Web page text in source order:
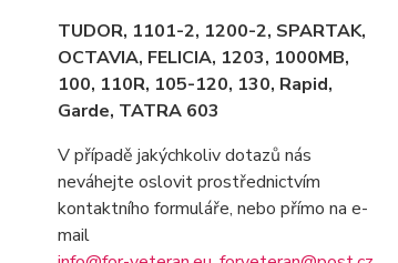
TUDOR, 1101-2, 1200-2, SPARTAK,
OCTAVIA, FELICIA, 1203, 1000MB,
100, 110R, 105-120, 130, Rapid,
Garde, TATRA 603
V případě jakýchkoliv dotazů nás
neváhejte oslovit prostřednictvím
kontaktního formuláře, nebo přímo na e-
mail